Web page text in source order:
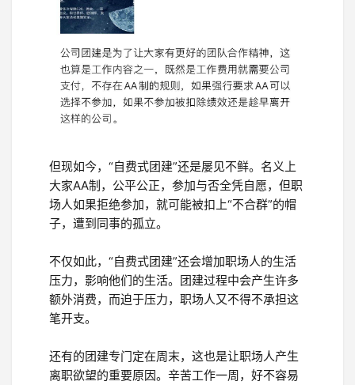
但现如今，“自费式团建”还是屡见不鲜。名义上
大家AA制，公平公正，参加与否全凭自愿，但职
场人如果拒绝参加，就可能被扣上“不合群”的帽
子，遭到同事的孤立。
不仅如此，“自费式团建”还会增加职场人的生活
压力，影响他们的生活。团建过程中会产生许多
额外消费，而迫于压力，职场人又不得不承担这
笔开支。
还有的团建专门定在周末，这也是让职场人产生
离职欲望的重要原因。辛苦工作一周，好不容易